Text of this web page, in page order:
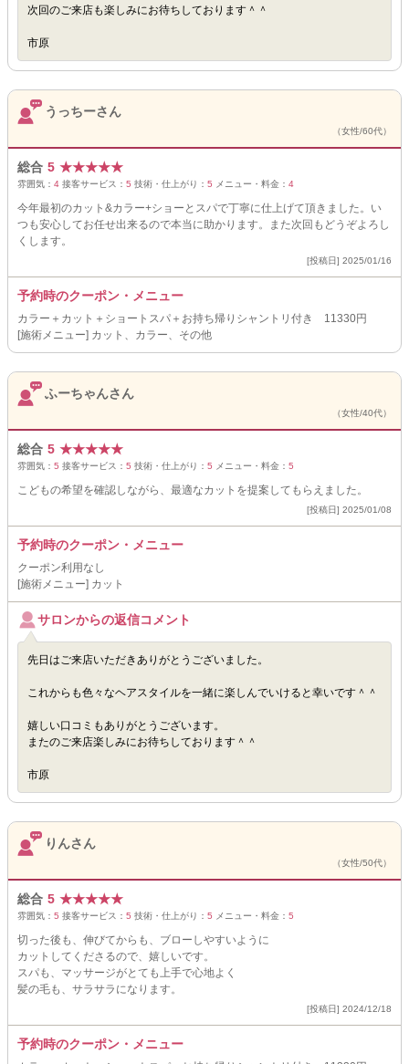
次回のご来店も楽しみにお待ちしております＾＾
市原
うっちーさん
（女性/60代）
総合 5 ★★★★★
雰囲気： 4 接客サービス： 5 技術・仕上がり： 5 メニュー・料金： 4
今年最初のカット&カラー+ショーとスパで丁寧に仕上げて頂きました。い
つも安心してお任せ出来るので本当に助かります。また次回もどうぞよろし
くします。
[投稿日] 2025/01/16
予約時のクーポン・メニュー
カラー＋カット＋ショートスパ＋お持ち帰りシャントリ付き 11330円
[施術メニュー] カット、カラー、その他
ふーちゃんさん
（女性/40代）
総合 5 ★★★★★
雰囲気： 5 接客サービス： 5 技術・仕上がり： 5 メニュー・料金： 5
こどもの希望を確認しながら、最適なカットを提案してもらえました。
[投稿日] 2025/01/08
予約時のクーポン・メニュー
クーポン利用なし
[施術メニュー] カット
サロンからの返信コメント
先日はご来店いただきありがとうございました。
これからも色々なヘアスタイルを一緒に楽しんでいけると幸いです＾＾
嬉しい口コミもありがとうございます。
またのご来店楽しみにお待ちしております＾＾
市原
りんさん
（女性/50代）
総合 5 ★★★★★
雰囲気： 5 接客サービス： 5 技術・仕上がり： 5 メニュー・料金： 5
切った後も、伸びてからも、ブローしやすいように
カットしてくださるので、嬉しいです。
スパも、マッサージがとても上手で心地よく
髪の毛も、サラサラになります。
[投稿日] 2024/12/18
予約時のクーポン・メニュー